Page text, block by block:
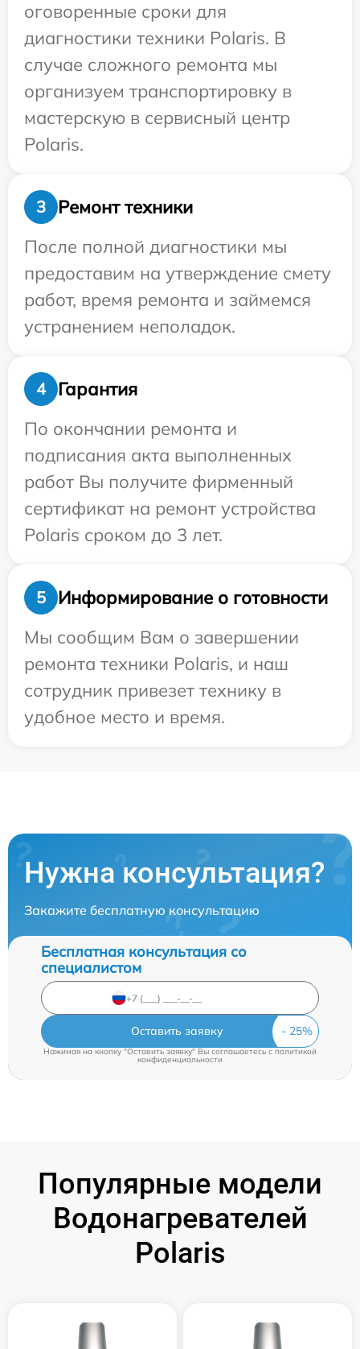
оговоренные сроки для
диагностики техники Polaris. В
случае сложного ремонта мы
организуем транспортировку в
мастерскую в сервисный центр
Polaris.
3
Ремонт техники
После полной диагностики мы
предоставим на утверждение смету
работ, время ремонта и займемся
устранением неполадок.
4
Гарантия
По окончании ремонта и
подписания акта выполненных
работ Вы получите фирменный
сертификат на ремонт устройства
Polaris сроком до 3 лет.
5
Информирование о готовности
Мы сообщим Вам о завершении
ремонта техники Polaris, и наш
сотрудник привезет технику в
удобное место и время.
Нужна консультация?
Закажите бесплатную консультацию
Бесплатная консультация со
специалистом
Оставить заявку
Нажимая на кнопку "Оставить заявку" Вы соглашаетесь cполитикой
конфиденциальности
Популярные модели
Водонагревателей
Polaris